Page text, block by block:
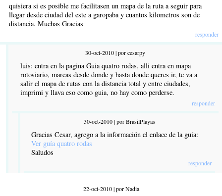
quisiera si es posible me facilitasen un mapa de la ruta a seguir para
llegar desde ciudad del este a garopaba y cuantos kilometros son de
distancia. Muchas Gracias
responder
30-oct-2010 | por cesarpy
luis: entra en la pagina Guia quatro rodas, alli entra en mapa
rotoviario, marcas desde donde y hasta donde queres ir, te va a
salir el mapa de rutas con la distancia total y entre ciudades,
imprimi y llava eso como guia, no hay como perderse.
responder
30-oct-2010 | por BrasilPlayas
Gracias Cesar, agrego a la información el enlace de la guía:
Ver guía quatro rodas
Saludos
responder
22-oct-2010 | por Nadia